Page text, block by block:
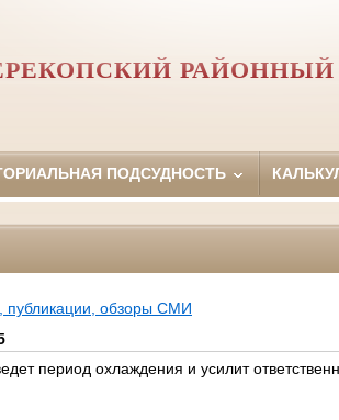
ПОДСУДНОСТЬ
публикации, обзоры СМИ
период охлаждения и усилит